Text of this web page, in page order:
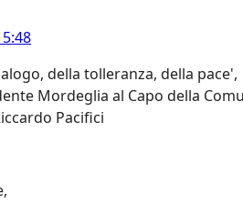
della tolleranza, della pace',
Mordeglia al Capo della
Pacifici